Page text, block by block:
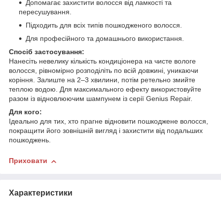
Допомагає захистити волосся від ламкості та
пересушування.
Підходить для всіх типів пошкодженого волосся.
Для професійного та домашнього використання.
Спосіб застосування:
Нанесіть невелику кількість кондиціонера на чисте вологе
волосся, рівномірно розподіліть по всій довжині, уникаючи
коріння. Залиште на 2–3 хвилини, потім ретельно змийте
теплою водою. Для максимального ефекту використовуйте
разом із відновлюючим шампунем із серії Genius Repair.
Для кого:
Ідеально для тих, хто прагне відновити пошкоджене волосся,
покращити його зовнішній вигляд і захистити від подальших
пошкоджень.
Приховати
Характеристики